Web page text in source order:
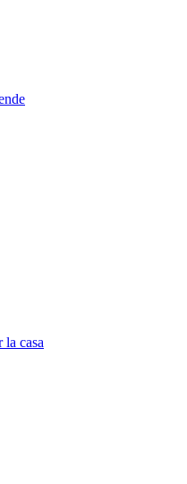
la casa